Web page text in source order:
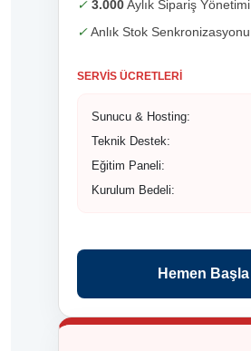
✓ 3.000Aylık Sipariş Yönetimi
✓Anlık Stok Senkronizasyonu
SERVIS ÜCRETLERI
Sunucu & Hosting:
Teknik Destek:
Eğitim Paneli:
Kurulum Bedeli:
Hemen Başla